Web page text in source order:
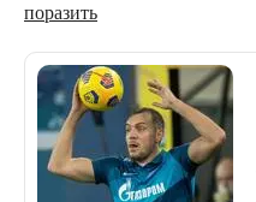
поразить